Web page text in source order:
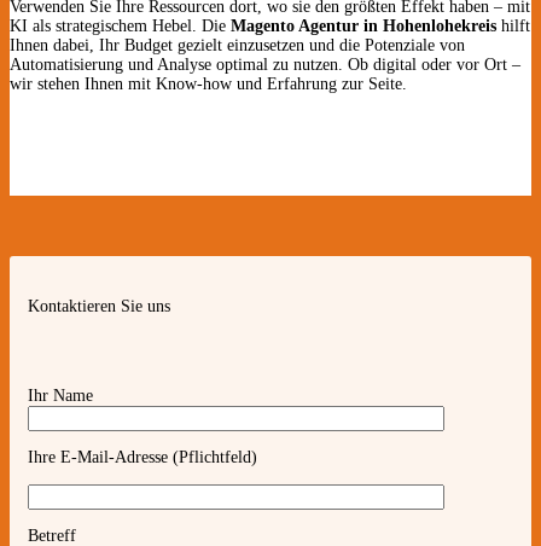
Verwenden Sie Ihre Ressourcen dort, wo sie den größten Effekt haben – mit
KI als strategischem Hebel. Die Magento Agentur in Hohenlohekreis hilft
Ihnen dabei, Ihr Budget gezielt einzusetzen und die Potenziale von
Automatisierung und Analyse optimal zu nutzen. Ob digital oder vor Ort –
wir stehen Ihnen mit Know-how und Erfahrung zur Seite.
Kontaktieren Sie uns
Ihr Name
Ihre E-Mail-Adresse (Pflichtfeld)
Betreff